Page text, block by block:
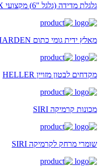
גלגלת מדידה (גלגל "6) מקצועי TOPEX
מאלץ ידית גומי כתום HARDEN
מקדחים לבטון מזויין HELLER
מכונות קרמיקה SIRI
שומרי מרחק לקרמיקה SIRI